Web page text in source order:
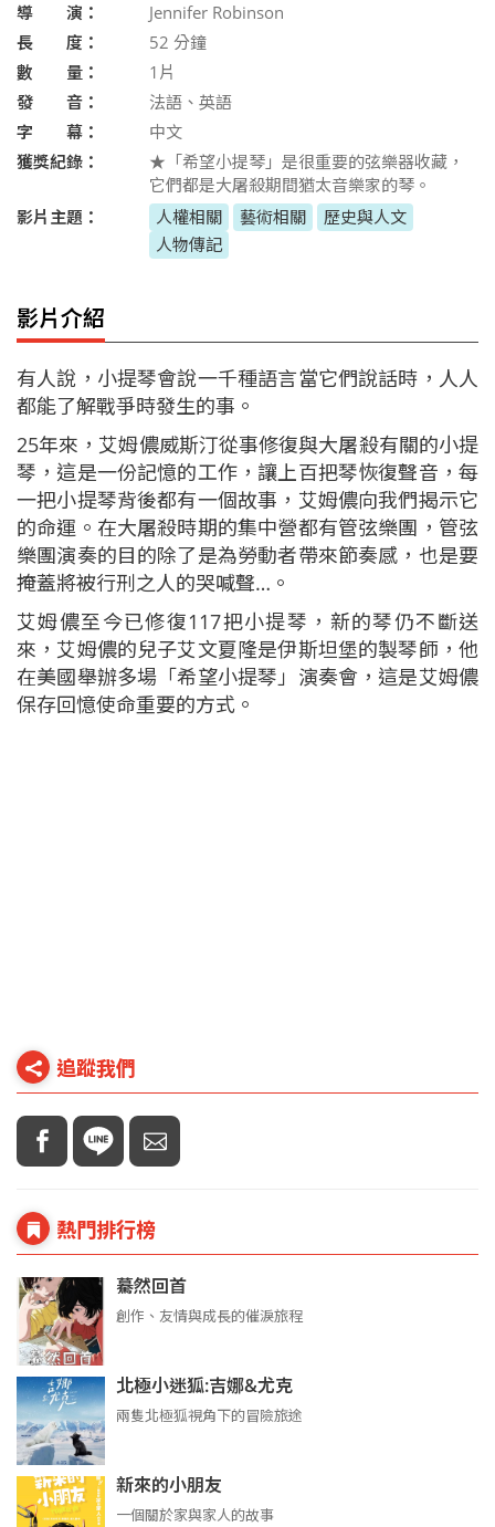
導 演：
Jennifer Robinson
長 度：
52 分鐘
數 量：
1片
發 音：
法語、英語
字 幕：
中文
獲獎紀錄：
★「希望小提琴」是很重要的弦樂器收藏，
它們都是大屠殺期間猶太音樂家的琴。
影片主題：
人權相關 藝術相關
歷史與人文
人物傳記
影片介紹
有人說，小提琴會說一千種語言當它們說話時，人人
都能了解戰爭時發生的事。
25年來，艾姆儂威斯汀從事修復與大屠殺有關的小提
琴，這是一份記憶的工作，讓上百把琴恢復聲音，每
一把小提琴背後都有一個故事，艾姆儂向我們揭示它
的命運。在大屠殺時期的集中營都有管弦樂團，管弦
樂團演奏的目的除了是為勞動者帶來節奏感，也是要
掩蓋將被行刑之人的哭喊聲…。
艾姆儂至今已修復117把小提琴，新的琴仍不斷送
來，艾姆儂的兒子艾文夏隆是伊斯坦堡的製琴師，他
在美國舉辦多場「希望小提琴」演奏會，這是艾姆儂
保存回憶使命重要的方式。
追蹤我們
熱門排行榜
驀然回首
創作、友情與成長的催淚旅程
北極小迷狐:吉娜&尤克
兩隻北極狐視角下的冒險旅途
新來的小朋友
一個關於家與家人的故事